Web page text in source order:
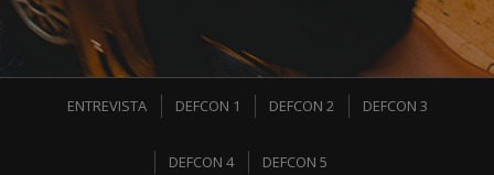
ENTREVISTA DEFCON 1 DEFCON 2 DEFCON 3
DEFCON 4 DEFCON 5